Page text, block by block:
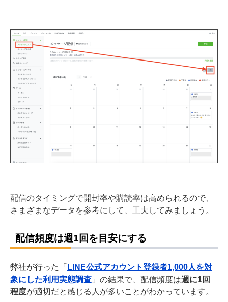
配信のタイミングで開封率や購読率は高められるので、
さまざまなデータを参考にして、工夫してみましょう。
配信頻度は週1回を目安にする
弊社が行った「
LINE公式アカウント登録者1,000人を対
象にした利用実態調査 」の結果で、 配信頻度は週に1回
程度が適切だと感じる人が多いことがわかっています。